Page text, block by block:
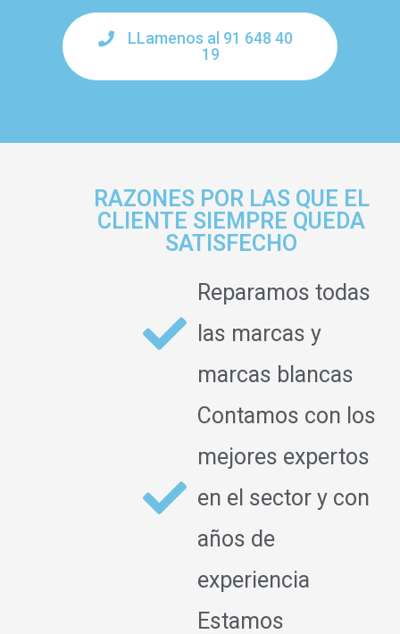
LLamenos al 91 648 40
19
RAZONES POR LAS QUE EL
CLIENTE SIEMPRE QUEDA
SATISFECHO
Reparamos todas
las marcas y
marcas blancas
Contamos con los
mejores expertos
en el sector y con
años de
experiencia
Estamos